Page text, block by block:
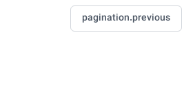
pagination.previous